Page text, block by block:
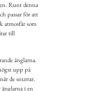
Runt denna
passar för att
atmosfär som
till
änglarna.
upp på
de snurrar.
i en